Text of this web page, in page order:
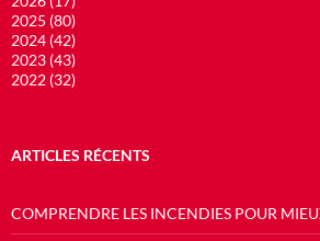
2025 (80)
2024 (42)
2023 (43)
2022 (32)
ARTICLES RÉCENTS
COMPRENDRE LES INCENDIES POUR